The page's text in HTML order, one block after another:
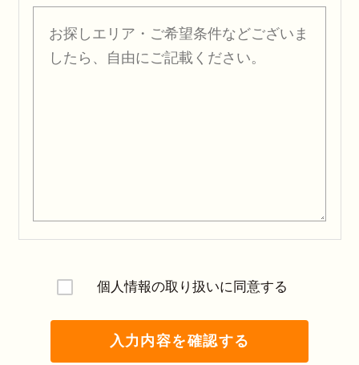
個人情報の取り扱いに同意する
入力内容を確認する